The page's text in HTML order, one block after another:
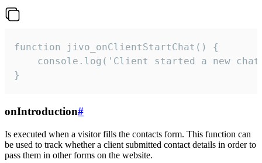
function jivo_onClientStartChat() {
console.log('Client started a new
}
onIntroduction#
Is executed when a visitor fills the contacts form. This function can
be used to track whether a client submitted contact details in order to
pass them in other forms on the website.